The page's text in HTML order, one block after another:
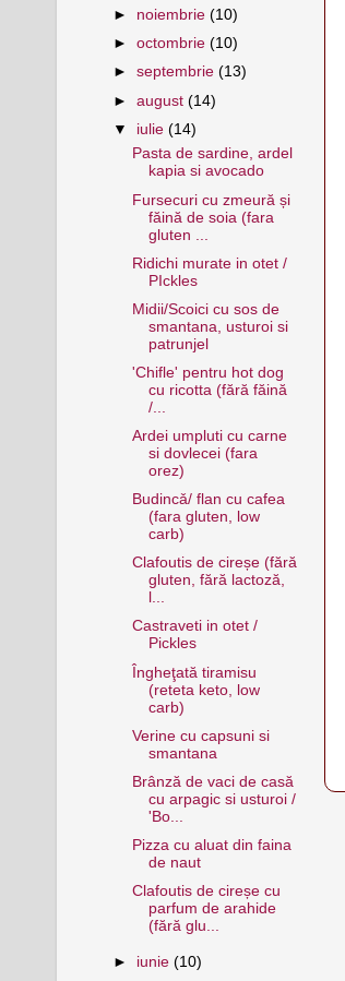
► noiembrie(10)
►octombrie(10)
►septembrie(13)
►august(14)
▼ iulie(14)
Pasta de sardine, ardel
kapia si avocado
Fursecuri cu zmeură și
făină de soia (fara
gluten ...
Ridichi murate in otet /
PIckles
Midii/Scoici cu sos de
smantana, usturoi si
patrunjel
'Chifle' pentru hot dog
cu ricotta (fără făină
/...
Ardei umpluti cu carne
si dovlecei (fara
orez)
Budincǎ/ flan cu cafea
(fara gluten, low
carb)
Clafoutis de cireșe (fără
gluten, fără lactoză,
l...
Castraveti in otet /
Pickles
Îngheţată tiramisu
(reteta keto, low
carb)
Verine cu capsuni si
smantana
Brânză de vaci de casă
cu arpagic si usturoi /
'Bo...
Pizza cu aluat din faina
de naut
Clafoutis de cireșe cu
parfum de arahide
(fără glu...
► iunie(10)